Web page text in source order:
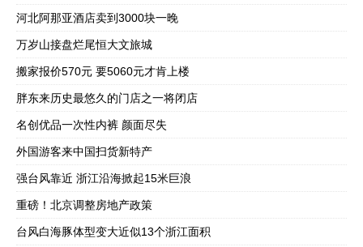
河北阿那亚酒店卖到3000块一晚
万岁山接盘烂尾恒大文旅城
搬家报价570元 要5060元才肯上楼
胖东来历史最悠久的门店之一将闭店
名创优品一次性内裤 颜面尽失
外国游客来中国扫货新特产
强台风靠近 浙江沿海掀起15米巨浪
重磅！北京调整房地产政策
台风白海豚体型变大近似13个浙江面积